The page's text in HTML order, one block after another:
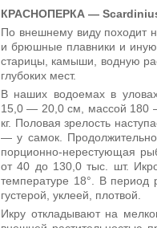
КРАСНОПЕРКА —
По внешнему виду походит
и брюшные плавники и иную
старицы, камыши, водную
глубоких мест.
В наших водоемах в
15,0 — 20,0 см, массой 180
кг. Половая зрелость
— у самок.
порционно-нерестующая
от 40 до 130,0 тыс. шт.
температуре 18°. В период
густерой, уклеей, плотвой.
Икру откладывают на